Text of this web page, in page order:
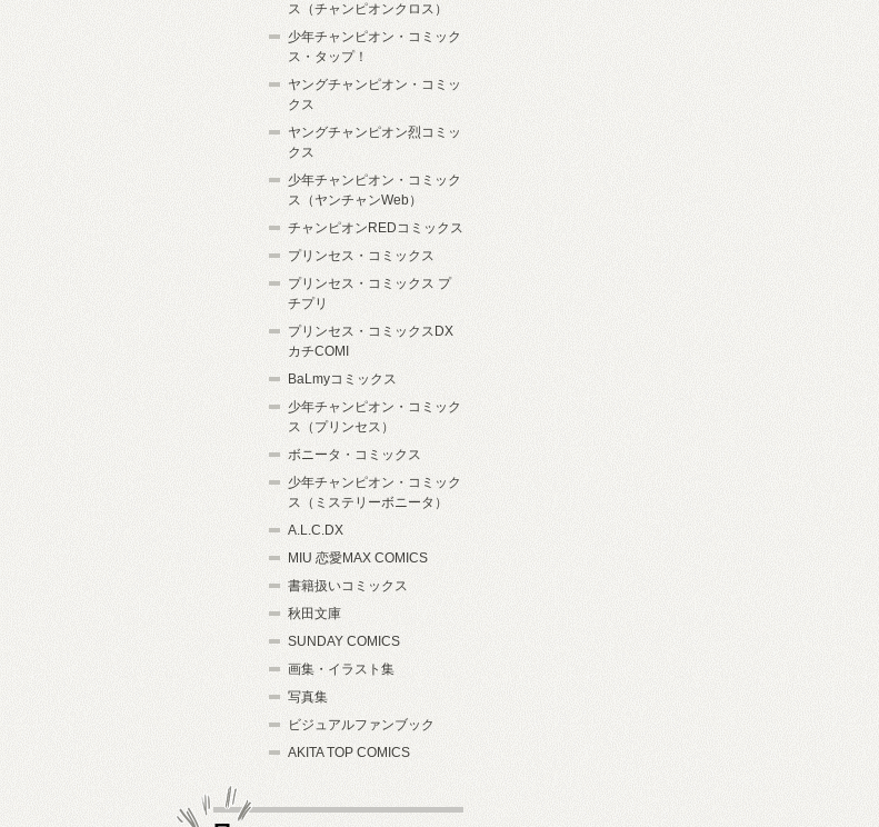
ス（チャンピオンクロス）
少年チャンピオン・コミック
ス・タップ！
ヤングチャンピオン・コミッ
クス
ヤングチャンピオン烈コミッ
クス
少年チャンピオン・コミック
ス（ヤンチャンWeb）
チャンピオンREDコミックス
プリンセス・コミックス
プリンセス・コミックス プ
チプリ
プリンセス・コミックスDX
カチCOMI
BaLmyコミックス
少年チャンピオン・コミック
ス（プリンセス）
ボニータ・コミックス
少年チャンピオン・コミック
ス（ミステリーボニータ）
A.L.C.DX
MIU 恋愛MAX COMICS
書籍扱いコミックス
秋田文庫
SUNDAY COMICS
画集・イラスト集
写真集
ビジュアルファンブック
AKITA TOP COMICS